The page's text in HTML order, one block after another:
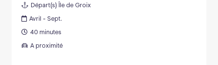
Départ(s)Île de Groix
Avril - Sept.
40 minutes
A proximité